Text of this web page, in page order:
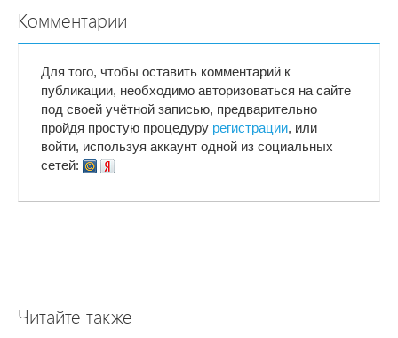
Комментарии
Для того, чтобы оставить комментарий к
публикации, необходимо авторизоваться на сайте
под своей учётной записью, предварительно
пройдя простую процедуру регистрации, или
войти, используя аккаунт одной из социальных
сетей:
Читайте также